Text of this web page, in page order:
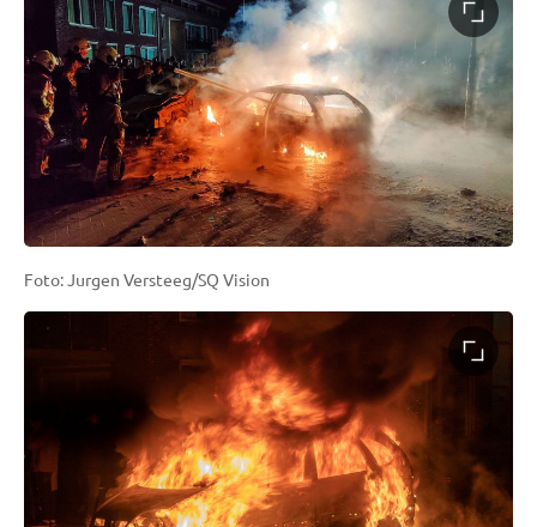
Foto: Jurgen Versteeg/SQ Vision